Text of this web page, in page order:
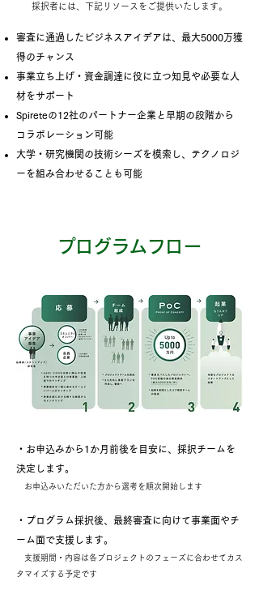
審査に通過したビジネスアイデアは、最大5000万獲
得のチャンス
事業立ち上げ・資金調達に役に立つ知見や必要な人
材をサポート
Spireteの12社のパートナー企業と早期の段階から
コラボレーション可能
大学・研究機関の技術シーズを模索し、テクノロジ
ーを組み合わせることも可能
採択者には、下記リソースをご提供いたします。
​プログラムフロー
・お申込みから1か月前後を目安に、採択チームを
決定します。
お申込みいただいた方から選考を順次開始します
・プログラム採択後、最終審査に向けて事業面やチ
ーム面で支援します。
支援期間・内容は各プロジェクトのフェーズに合わせてカス
タマイズする予定です